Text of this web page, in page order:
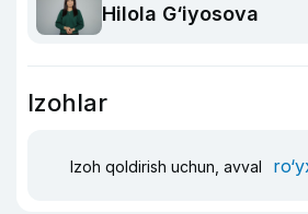
Hilola G‘iyosova
Izohlar
Izoh qoldirish uchun, avval